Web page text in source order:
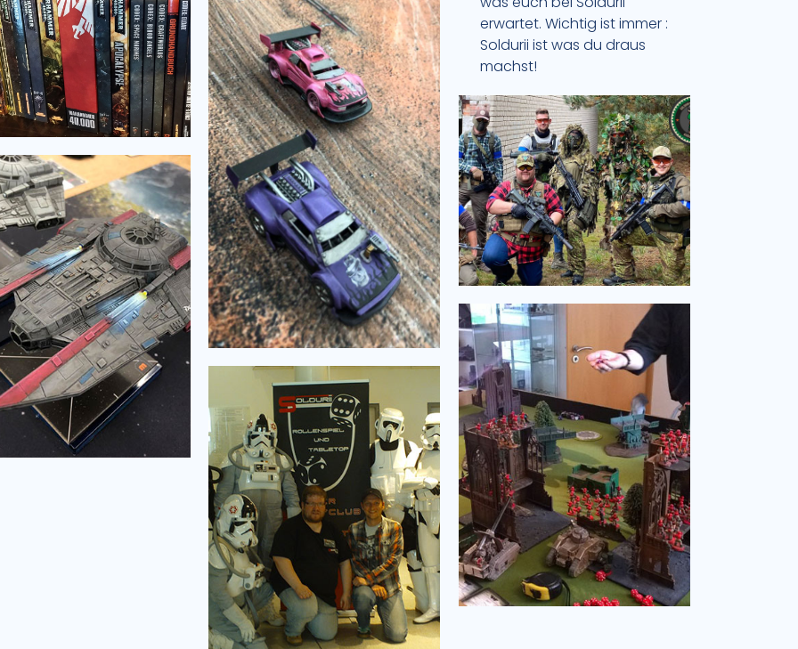
erwartet. Wichtig ist immer :
Soldurii ist was du draus
machst!